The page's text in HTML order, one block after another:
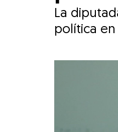
La
política en